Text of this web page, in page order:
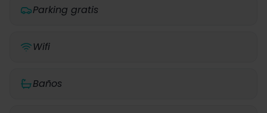
Parking gratis
Wifi
Baños